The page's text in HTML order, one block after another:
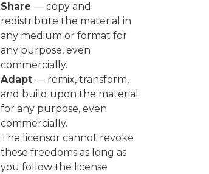
Share — copy and
redistribute the material in
any medium or format for
any purpose, even
commercially.
Adapt — remix, transform,
and build upon the material
for any purpose, even
commercially.
The licensor cannot revoke
these freedoms as long as
you follow the license